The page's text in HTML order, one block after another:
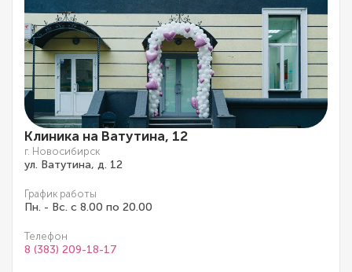
Клиника на Ватутина, 12
г. Новосибирск
ул. Ватутина, д. 12
График работы
Пн. - Вс. с 8.00 по 20.00
Телефон
8 (383) 209-18-17